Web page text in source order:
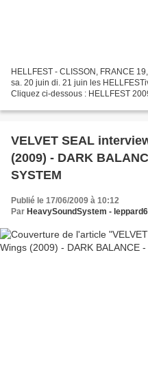
HELLFEST - CLISSON, FRANCE
sa. 20 juin di. 21 juin les
Cliquez ci-dessous : HELLFEST
VELVET SEAL
(2009) - DARK
SYSTEM
Publié le 17/06/2009 à 10:12
Par HeavySoundSystem -